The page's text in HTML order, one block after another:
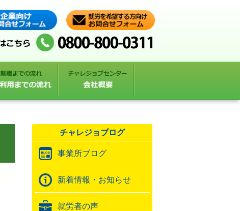
チャレジョブログ
事業所ブログ
新着情報・お知らせ
就労者の声